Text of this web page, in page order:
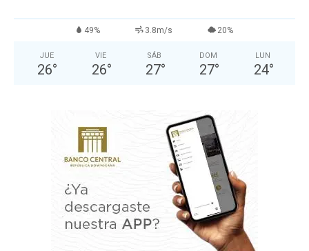
49% 3.8m/s 20%
JUE
26°
VIE
26°
SÁB
27°
DOM
27°
LUN
24°